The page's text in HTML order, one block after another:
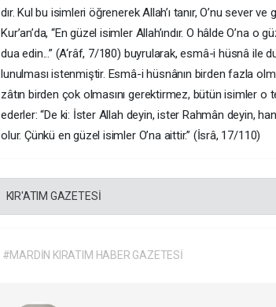
dır. Kul bu isimleri öğrenerek Allah’ı tanır, O’nu sever ve
Kur’an’da, “En güzel isimler Allah’ındır. O hâlde O’na o
dua edin...” (A‘râf, 7/180) buyrularak, esmâ-i hüsnâ ile
lunulması istenmiştir. Esmâ-i hüsnânın birden fazla
zâtın birden çok olmasını gerektirmez, bütün isimler o
ederler: “De ki: İster Allah deyin, ister Rahmân deyin,
olur. Çünkü en güzel isimler O’na aittir.” (İsrâ, 17/110)
KIR'ATIM GAZETESİ
#MARDİN KIRATIM HABER GAZETESİ